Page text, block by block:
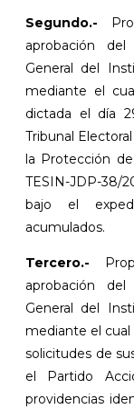
Segundo.-
aprobación
General del
mediante el
dictada el día
Tribunal
la Protección
TESIN-JDP-38/
bajo el
acumulados.
Tercero.-
aprobación
General del
mediante el cual
solicitudes de
el Partido
providencias